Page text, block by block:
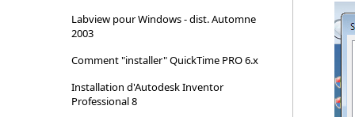
Labview pour Windows - dist. Automne
2003
Comment "installer" QuickTime PRO 6.x
Installation d'Autodesk Inventor
Professional 8